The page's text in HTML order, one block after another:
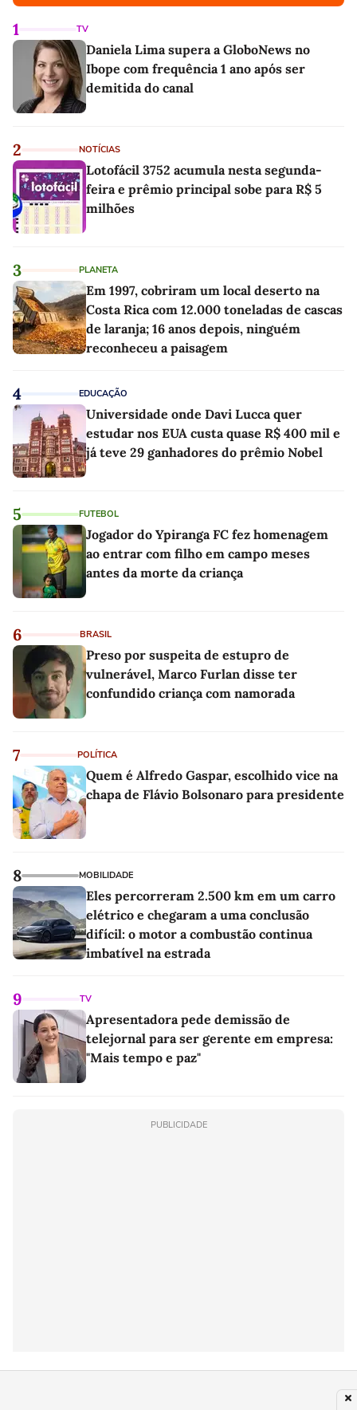
1 TV
Daniela Lima supera a GloboNews no
Ibope com frequência 1 ano após ser
demitida do canal
2 NOTÍCIAS
Lotofácil 3752 acumula nesta segunda-
feira e prêmio principal sobe para R$ 5
milhões
3 PLANETA
Em 1997, cobriram um local deserto na
Costa Rica com 12.000 toneladas de cascas
de laranja; 16 anos depois, ninguém
reconheceu a paisagem
4 EDUCAÇÃO
Universidade onde Davi Lucca quer
estudar nos EUA custa quase R$ 400 mil e
já teve 29 ganhadores do prêmio Nobel
5 FUTEBOL
Jogador do Ypiranga FC fez homenagem
ao entrar com filho em campo meses
antes da morte da criança
6 BRASIL
Preso por suspeita de estupro de
vulnerável, Marco Furlan disse ter
confundido criança com namorada
7 POLÍTICA
Quem é Alfredo Gaspar, escolhido vice na
chapa de Flávio Bolsonaro para presidente
8 MOBILIDADE
Eles percorreram 2.500 km em um carro
elétrico e chegaram a uma conclusão
difícil: o motor a combustão continua
imbatível na estrada
9 TV
Apresentadora pede demissão de
telejornal para ser gerente em empresa:
"Mais tempo e paz"
PUBLICIDADE